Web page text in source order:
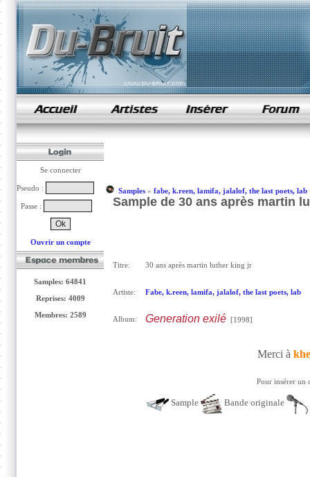
samples de rap
Se connecter
Pseudo :
Passe :
Ouvrir un compte
Samples: 64841
Reprises: 4009
Membres: 2589
Samples» fabe, k.reen, lamifa, jalalof, the last poets, lab
Sample de 30 ans après martin
Titre: 30 ans après martin luther king jr
Artiste: Fabe, k.reen, lamifa, jalalof, the last poets, lab
Album: Generation exilé[1998]
Merci à
Pour insérer un
Sample Bande originale